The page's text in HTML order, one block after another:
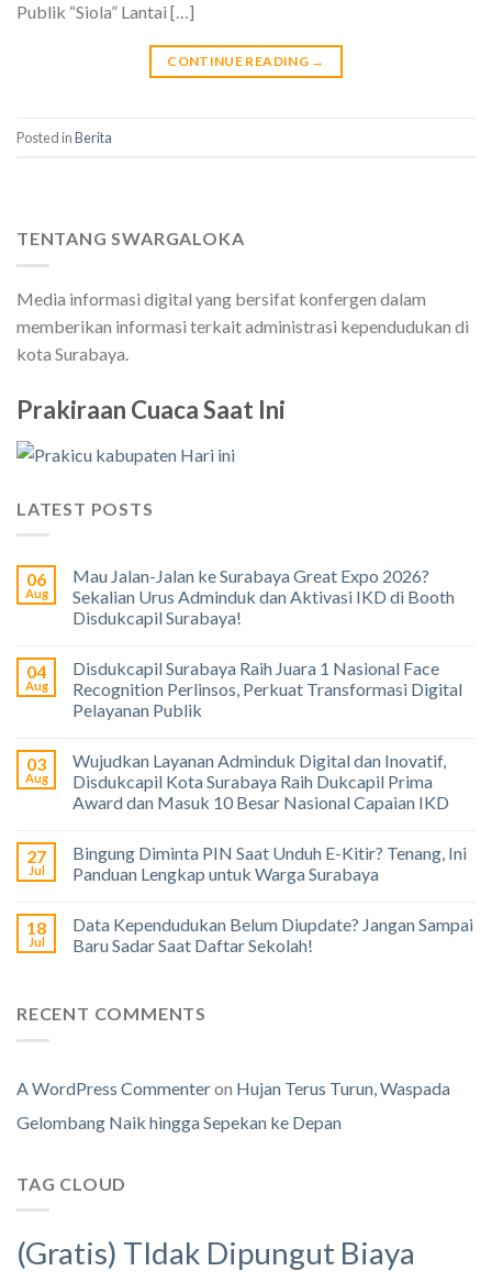
Publik “Siola” Lantai […]
CONTINUE READING →
Posted inBerita
TENTANG SWARGALOKA
Media informasi digital yang bersifat konfergen dalam
memberikan informasi terkait administrasi kependudukan di
kota Surabaya.
Prakiraan Cuaca Saat Ini
LATEST POSTS
06
Aug
Mau Jalan-Jalan ke Surabaya Great Expo 2026?
Sekalian Urus Adminduk dan Aktivasi IKD di Booth
Disdukcapil Surabaya!
04
Aug
Disdukcapil Surabaya Raih Juara 1 Nasional Face
Recognition Perlinsos, Perkuat Transformasi Digital
Pelayanan Publik
03
Aug
Wujudkan Layanan Adminduk Digital dan Inovatif,
Disdukcapil Kota Surabaya Raih Dukcapil Prima
Award dan Masuk 10 Besar Nasional Capaian IKD
27
Jul
Bingung Diminta PIN Saat Unduh E-Kitir? Tenang, Ini
Panduan Lengkap untuk Warga Surabaya
18
Jul
Data Kependudukan Belum Diupdate? Jangan Sampai
Baru Sadar Saat Daftar Sekolah!
RECENT COMMENTS
A WordPress Commenteron Hujan Terus Turun, Waspada
Gelombang Naik hingga Sepekan ke Depan
TAG CLOUD
(Gratis) TIdak Dipungut Biaya